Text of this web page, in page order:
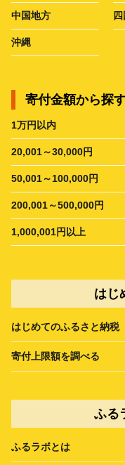
中国地方
沖縄
寄付金額から探
1万円以内
20,001～30,000円
50,001～100,000円
200,001～500,000円
1,000,001円以上
はじ
はじめてのふるさと納税
寄付上限額を調べる
ふる
ふるラボとは